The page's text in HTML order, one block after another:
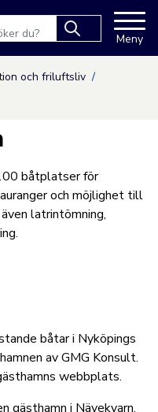
Meny
och friluftsliv
båtplatser för
och möjlighet till
latrintömning,
båtar i Nyköpings
av GMG Konsult.
webbplats.
gästhamn i Nävekvarn,